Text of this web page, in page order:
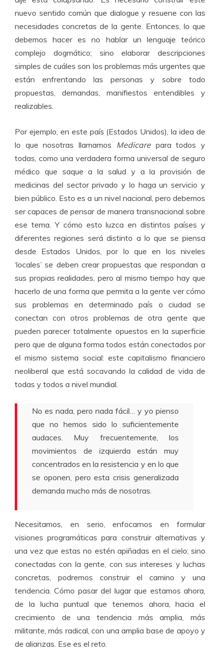
nuevo sentido común que dialogue y resuene con las
necesidades concretas de la gente. Entonces, lo que
debemos hacer es no hablar un lenguaje teórico
complejo dogmático; sino elaborar descripciones
simples de cuáles son los problemas más urgentes que
están enfrentando las personas y sobre todo
propuestas, demandas, manifiestos entendibles y
realizables.
Por ejemplo, en este país (Estados Unidos), la idea de
lo que nosotras llamamos Medicarepara todos y
todas, como una verdadera forma universal de seguro
médico que saque a la salud y a la provisión de
medicinas del sector privado y lo haga un servicio y
bien público. Esto es a un nivel nacional, pero debemos
ser capaces de pensar de manera transnacional sobre
ese tema. Y cómo esto luzca en distintos países y
diferentes regiones será distinto a lo que se piensa
desde Estados Unidos, por lo que en los niveles
‘locales’ se deben crear propuestas que respondan a
sus propias realidades, pero al mismo tiempo hay que
hacerlo de una forma que permita a la gente ver cómo
sus problemas en determinado país o ciudad se
conectan con otros problemas de otra gente que
pueden parecer totalmente opuestos en la superficie
pero que de alguna forma todos están conectados por
el mismo sistema social: este capitalismo financiero
neoliberal que está socavando la calidad de vida de
todas y todos a nivel mundial.
No es nada, pero nada fácil… y yo pienso
que no hemos sido lo suficientemente
audaces. Muy frecuentemente, los
movimientos de izquierda están muy
concentrados en la resistencia y en lo que
se oponen, pero esta crisis generalizada
demanda mucho más de nosotras.
Necesitamos, en serio, enfocarnos en formular
visiones programáticas para construir alternativas y
una vez que estas no estén apiñadas en el cielo; sino
conectadas con la gente, con sus intereses y luchas
concretas, podremos construir el camino y una
tendencia. Cómo pasar del lugar que estamos ahora,
de la lucha puntual que tenemos ahora, hacia el
crecimiento de una tendencia más amplia, más
militante, más radical, con una amplia base de apoyo y
de alianzas. Ese es el reto.